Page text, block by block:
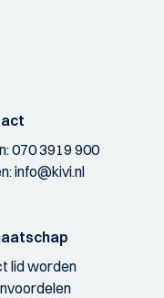
070 3919 900
info@kivi.nl
lid worden